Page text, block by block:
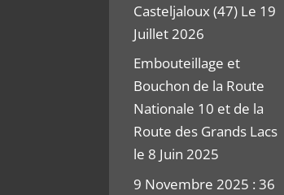
Casteljaloux (47) Le 19
Juillet 2026
Embouteillage et
Bouchon de la Route
Nationale 10 et de la
Route des Grands Lacs
le 8 Juin 2025
9 Novembre 2025 : 36